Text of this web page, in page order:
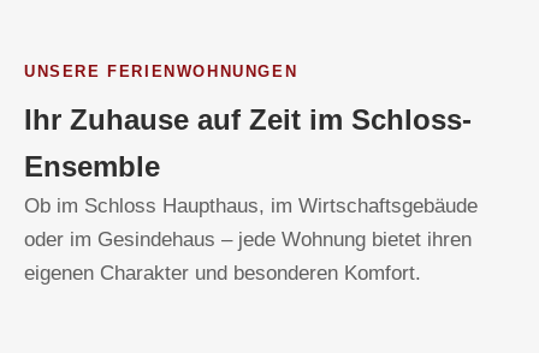
UNSERE FERIENWOHNUNGEN
Ihr Zuhause auf Zeit im Schloss-
Ensemble
Ob im Schloss Haupthaus, im Wirtschaftsgebäude
oder im Gesindehaus – jede Wohnung bietet ihren
eigenen Charakter und besonderen Komfort.